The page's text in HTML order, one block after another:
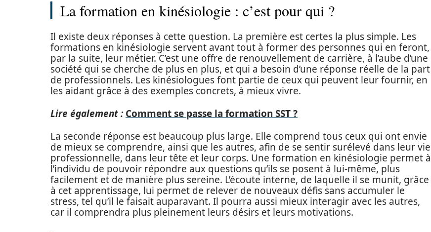
La formation en kinésiologie : c’est pour qui ?
Il existe deux réponses à cette question. La première est certes la plus simple. Les
formations en kinésiologie servent avant tout à former des personnes qui en feront,
par la suite, leur métier. C’est une offre de renouvellement de carrière, à l’aube d’une
société qui se cherche de plus en plus, et qui a besoin d’une réponse réelle de la part
de professionnels. Les kinésiologues font partie de ceux qui peuvent leur fournir, en
les aidant grâce à des exemples concrets, à mieux vivre.
Lire également : Comment se passe la formation SST ?
La seconde réponse est beaucoup plus large. Elle comprend tous ceux qui ont envie
de mieux se comprendre, ainsi que les autres, afin de se sentir surélevé dans leur vie
professionnelle, dans leur tête et leur corps. Une formation en kinésiologie permet à
l’individu de pouvoir répondre aux questions qu’ils se posent à lui-même, plus
facilement et de manière plus sereine. L’écoute interne, de laquelle il se munit, grâce
à cet apprentissage, lui permet de relever de nouveaux défis sans accumuler le
stress, tel qu’il le faisait auparavant. Il pourra aussi mieux interagir avec les autres,
car il comprendra plus pleinement leurs désirs et leurs motivations.